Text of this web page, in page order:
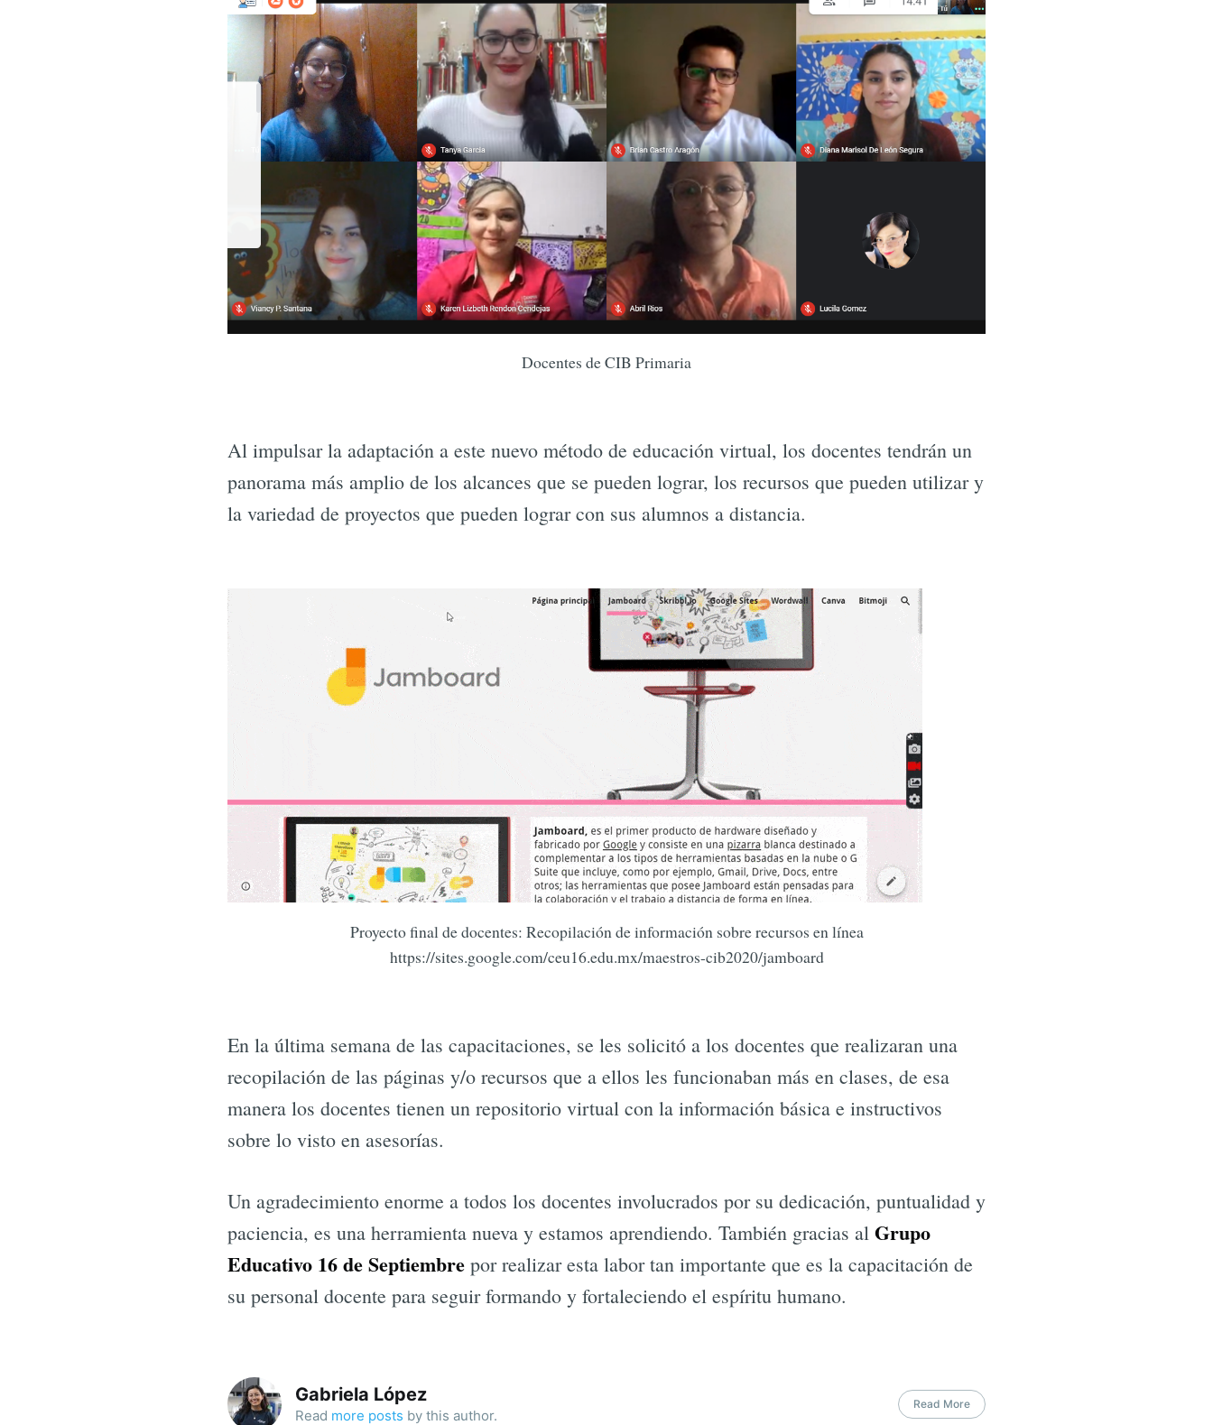
Docentes de CIB Primaria
Al impulsar la adaptación a este nuevo método de educación virtual, los docentes tendrán un
panorama más amplio de los alcances que se pueden lograr, los recursos que pueden utilizar y
la variedad de proyectos que pueden lograr con sus alumnos a distancia.
Proyecto final de docentes: Recopilación de información sobre recursos en línea
https://sites.google.com/ceu16.edu.mx/maestros-cib2020/jamboard
En la última semana de las capacitaciones, se les solicitó a los docentes que realizaran una
recopilación de las páginas y/o recursos que a ellos les funcionaban más en clases, de esa
manera los docentes tienen un repositorio virtual con la información básica e instructivos
sobre lo visto en asesorías.
Un agradecimiento enorme a todos los docentes involucrados por su dedicación, puntualidad y
paciencia, es una herramienta nueva y estamos aprendiendo. También gracias al Grupo
Educativo 16 de Septiembre por realizar esta labor tan importante que es la capacitación de
su personal docente para seguir formando y fortaleciendo el espíritu humano.
Gabriela López
Read more posts by this author.
Read More